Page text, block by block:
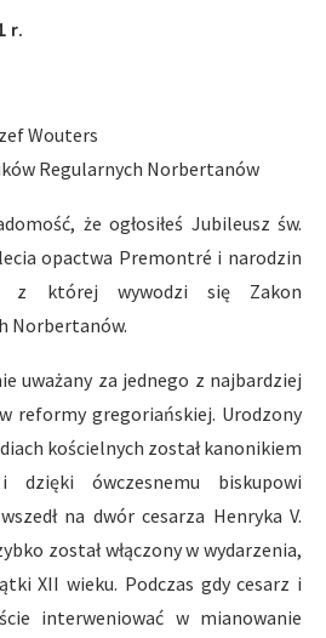
r.
Wouters
Regularnych Norbertanów
że ogłosiłeś Jubileusz św.
opactwa Premontré i narodzin
z której wywodzi się Zakon
Norbertanów.
uważany za jednego z najbardziej
reformy gregoriańskiej. Urodzony
kościelnych został kanonikiem
ówczesnemu biskupowi
na dwór cesarza Henryka V.
został włączony w wydarzenia,
XII wieku. Podczas gdy cesarz i
interweniować w mianowanie